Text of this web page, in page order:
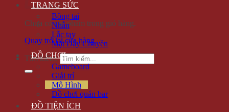
Chưa có sản phẩm trong giỏ hàng.
Quay trở lại cửa hàng
Tìm kiếm:
TRANG SỨC
Bông tai
Nhẫn
Lắc tay
Mặt Dây Chuyền
ĐỒ CHƠI
Gameboard
Giải trí
Mô Hình
Đồ chơi quán bar
ĐỒ TIỆN ÍCH